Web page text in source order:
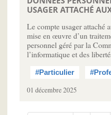
USAGER ATTACHÉ
Le compte usager attaché
mise en œuvre d’un
personnel géré par la
l’informatique et des
#Particulier
01 décembre 2025